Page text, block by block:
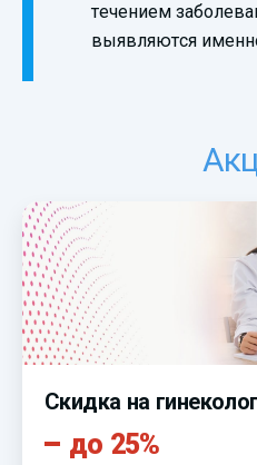
течением
выявляются
Скидка на
до 25%